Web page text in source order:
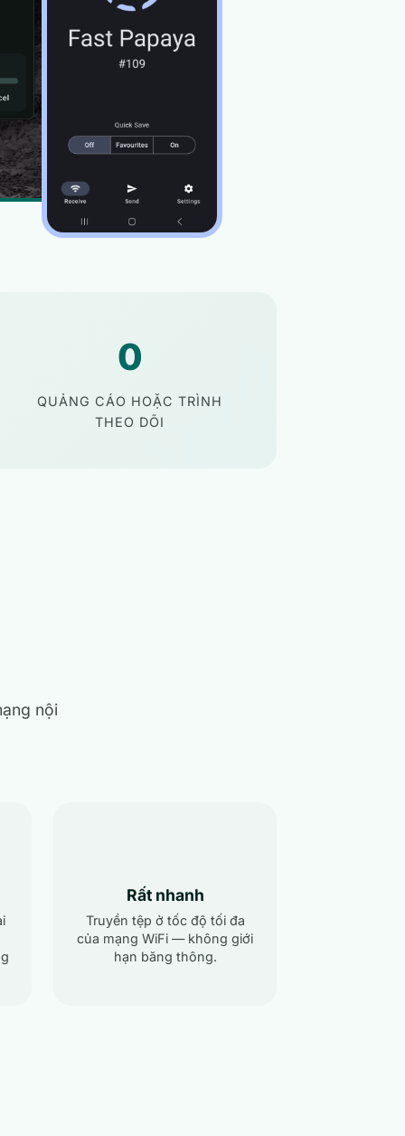
0
QUẢNG CÁO HOẶC TRÌNH
THEO DÕI
nội
Rất nhanh
Truyền tệp ở tốc độ tối đa
của mạng WiFi — không giới
hạn băng thông.